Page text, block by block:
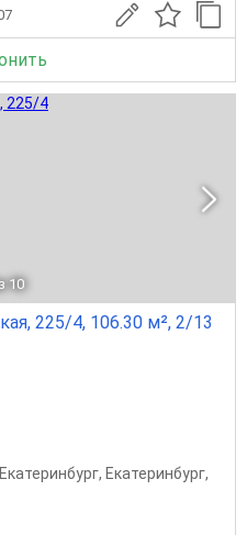
10
225/4, 106.30 м², 2/13
, Екатеринбург,